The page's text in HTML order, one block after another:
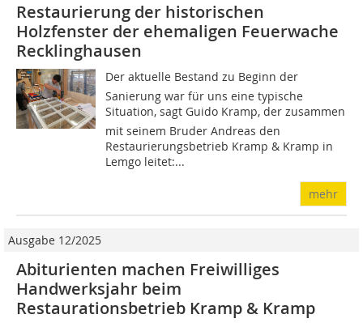
Restaurierung der historischen
Holzfenster der ehemaligen Feuerwache
Recklinghausen
Der aktuelle Bestand zu Beginn der
Sanierung war für uns eine typische
Situation, sagt Guido Kramp, der zusammen
mit seinem Bruder Andreas den
Restaurierungsbetrieb Kramp & Kramp in
Lemgo leitet:...
mehr
Ausgabe 12/2025
Abiturienten machen Freiwilliges
Handwerksjahr beim
Restaurationsbetrieb Kramp & Kramp